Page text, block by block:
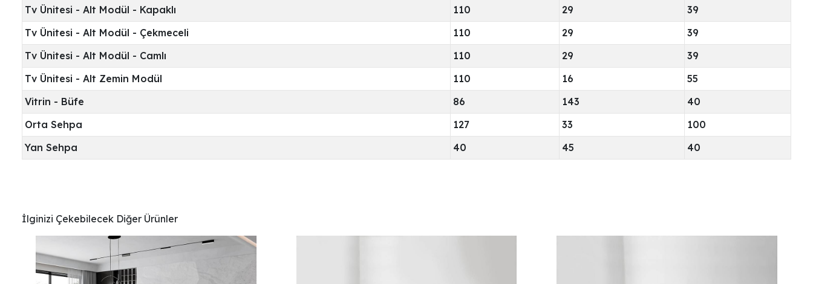
Tv Ünitesi - Alt Modül - Kapaklı
110 29
39
Tv Ünitesi - Alt Modül - Çekmeceli
110 29
39
Tv Ünitesi - Alt Modül - Camlı
110 29
39
Tv Ünitesi - Alt Zemin Modül
110 16
55
Vitrin - Büfe
86 143
40
Orta Sehpa
127 33
100
Yan Sehpa
40 45 40
İlginizi Çekebilecek Diğer Ürünler